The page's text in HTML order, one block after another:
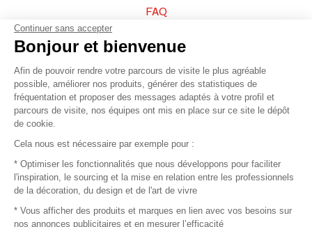
FAQ
Vendez vos produits
Plan du site
© 2016 –Organisation SAFI
Recrutement
Continuer sans accepter
Bonjour et bienvenue
Afin de pouvoir rendre votre parcours de visite le plus agréable
possible, améliorer nos produits, générer des statistiques de
fréquentation et proposer des messages adaptés à votre profil et
parcours de visite, nos équipes ont mis en place sur ce site le dépôt
de cookie.
Cela nous est nécessaire par exemple pour :
* Optimiser les fonctionnalités que nous développons pour faciliter
l'inspiration, le sourcing et la mise en relation entre les professionnels
de la décoration, du design et de l'art de vivre
* Vous afficher des produits et marques en lien avec vos besoins sur
nos annonces publicitaires et en mesurer l’efficacité